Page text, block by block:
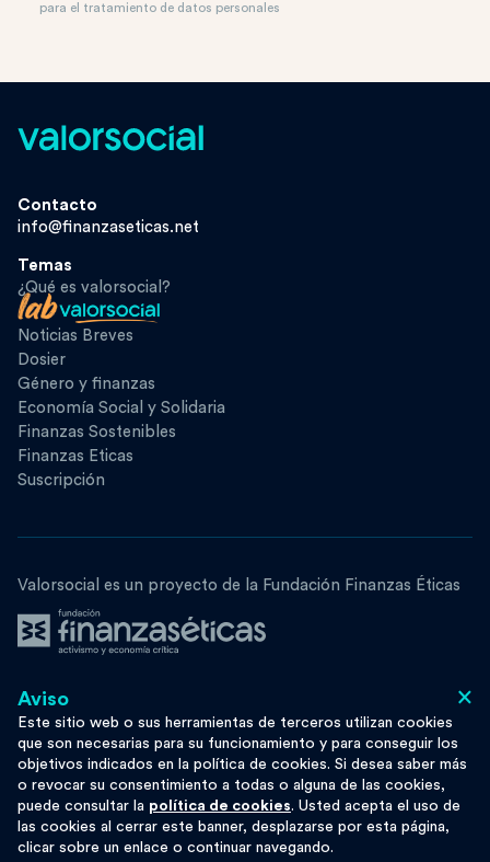
para el tratamiento de datos personales
Contacto
info@finanzaseticas.net
Temas
¿Qué es valorsocial?
Noticias Breves
Dosier
Género y finanzas
Economía Social y Solidaria
Finanzas Sostenibles
Finanzas Eticas
Suscripción
Valorsocial es un proyecto de la Fundación Finanzas Éticas
Síguenos
Esta obra se distribuye bajo licenciaMoze
Privacy Cookie Policy
×
Aviso
Este sitio web o sus herramientas de terceros utilizan cookies
que son necesarias para su funcionamiento y para conseguir los
objetivos indicados en la política de cookies. Si desea saber más
o revocar su consentimiento a todas o alguna de las cookies,
puede consultar la política de cookies. Usted acepta el uso de
las cookies al cerrar este banner, desplazarse por esta página,
clicar sobre un enlace o continuar navegando.